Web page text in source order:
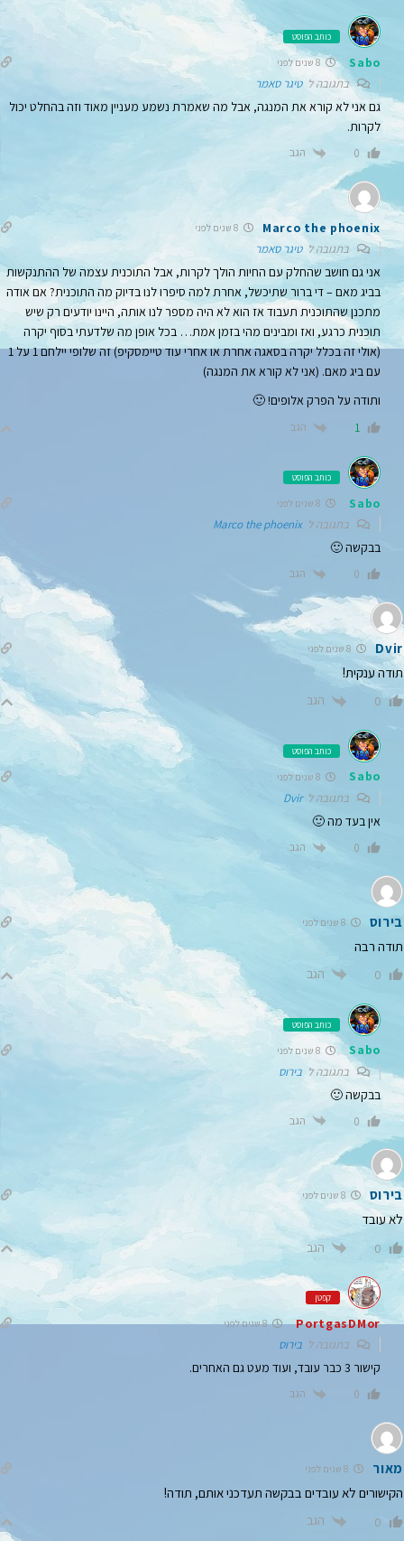
כותב הפוסט
Sabo
בתגובה לטיגר סאמר
גם אני לא קורא את המנגה, אבל מה שאמרת נשמע מעניין מאוד וזה בהחלט יכול
לקרות.
0 הגב
Marco the phoenix
בתגובה לטיגר סאמר
אני גם חושב שהחלק עם החיות הולך לקרות, אבל התוכנית עצמה של ההתנקשות
בביג מאם – די ברור שתיכשל, אחרת למה סיפרו לנו בדיוק מה התוכנית? אם אודה
מתכנן שהתוכנית תעבוד אז הוא לא היה מספר לנו אותה, היינו יודעים רק שיש
תוכנית כרגע, ואז ומבינים מהי בזמן אמת… בכל אופן מה שלדעתי בסוף יקרה
(אולי זה בכלל יקרה בסאגה אחרת או אחרי עוד טיימסקיפ) זה שלופי יילחם 1 על 1
עם ביג מאם. (אני לא קורא את המנגה)
ותודה על הפרק אלופים! 🙂
1 הגב
כותב הפוסט
Sabo
בתגובה לMarco the phoenix
בבקשה 🙂
0 הגב
Dvir
תודה ענקית!
0 הגב
כותב הפוסט
Sabo
בתגובה לDvir
אין בעד מה 🙂
0 הגב
בירוס 8 שנים לפני
תודה רבה
0 הגב
כותב הפוסט
Sabo
בתגובה ל בירוס
בבקשה 🙂
0 הגב
בירוס 8 שנים לפני
לא עובד
0 הגב
קפטן
PortgasDMor 8 שנים לפני
בתגובה ל בירוס
קישור 3 כבר עובד, ועוד מעט גם האחרים.
0 הגב
מאור
הקישורים לא עובדים בבקשה תעדכני אותם, תודה!
0 הגב